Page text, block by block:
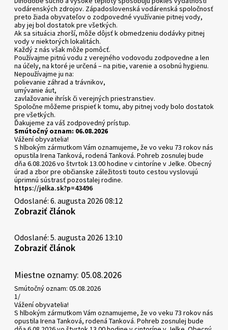
vodárenských zdrojov. Západoslovenská vodárenská spoločnosť
preto žiada obyvateľov o zodpovedné využívanie pitnej vody,
aby jej bol dostatok pre všetkých.
Ak sa situácia zhorší, môže dôjsť k obmedzeniu dodávky pitnej
vody v niektorých lokalitách.
Každý z nás však môže pomôcť.
Používajme pitnú vodu z verejného vodovodu zodpovedne a len
na účely, na ktoré je určená – na pitie, varenie a osobnú hygienu.
Nepoužívajme ju na:
polievanie záhrad a trávnikov,
umývanie áut,
zavlažovanie ihrísk či verejných priestranstiev.
Spoločne môžeme prispieť k tomu, aby pitnej vody bolo dostatok
pre všetkých.
Ďakujeme za váš zodpovedný prístup.
Smútočný oznam: 06.08.2026
Vážení obyvatelia!
S hlbokým zármutkom Vám oznamujeme, že vo veku 73 rokov nás
opustila Irena Tanková, rodená Tanková. Pohreb zosnulej bude
dňa 6.08.2026 vo štvrtok 13.00 hodine v cintoríne v Jelke. Obecný
úrad a zbor pre občianske záležitosti touto cestou vyslovujú
úprimnú sústrasť pozostalej rodine.
https://jelka.sk?p=43496
Odoslané: 6. augusta 2026 08:12
Zobraziť článok
Odoslané: 5. augusta 2026 13:10
Zobraziť článok
Miestne oznamy: 05.08.2026
Smútočný oznam: 05.08.2026
1/
Vážení obyvatelia!
S hlbokým zármutkom Vám oznamujeme, že vo veku 73 rokov nás
opustila Irena Tanková, rodená Tanková. Pohreb zosnulej bude